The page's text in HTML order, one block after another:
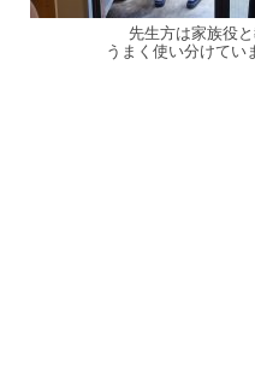
先生方は家族役
うまく使い分けてい